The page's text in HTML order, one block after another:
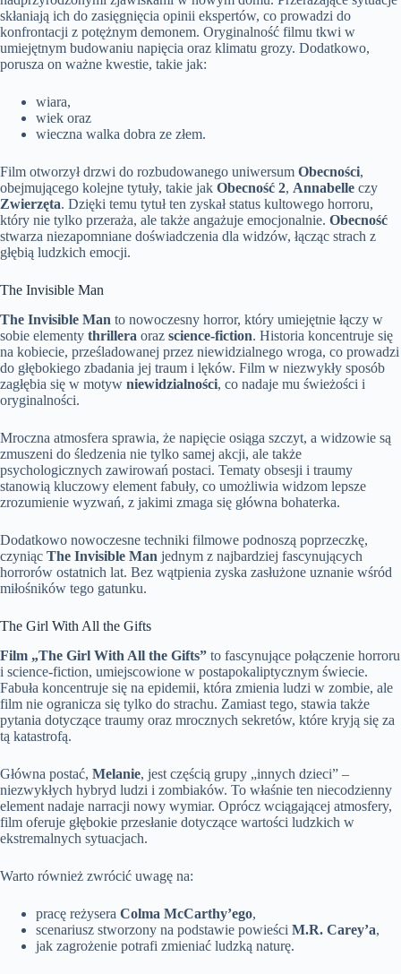
skłaniają ich do zasięgnięcia opinii ekspertów, co prowadzi do
konfrontacji z potężnym demonem. Oryginalność filmu tkwi w
umiejętnym budowaniu napięcia oraz klimatu grozy. Dodatkowo,
porusza on ważne kwestie, takie jak:
wiara,
wiek oraz
wieczna walka dobra ze złem.
Film otworzył drzwi do rozbudowanego uniwersum Obecności,
obejmującego kolejne tytuły, takie jak Obecność 2, Annabelle czy
Zwierzęta. Dzięki temu tytuł ten zyskał status kultowego horroru,
który nie tylko przeraża, ale także angażuje emocjonalnie. Obecność
stwarza niezapomniane doświadczenia dla widzów, łącząc strach z
głębią ludzkich emocji.
The Invisible Man
The Invisible Man to nowoczesny horror, który umiejętnie łączy w
sobie elementy thrillera oraz science-fiction. Historia koncentruje się
na kobiecie, prześladowanej przez niewidzialnego wroga, co prowadzi
do głębokiego zbadania jej traum i lęków. Film w niezwykły sposób
zagłębia się w motyw niewidzialności, co nadaje mu świeżości i
oryginalności.
Mroczna atmosfera sprawia, że napięcie osiąga szczyt, a widzowie są
zmuszeni do śledzenia nie tylko samej akcji, ale także
psychologicznych zawirowań postaci. Tematy obsesji i traumy
stanowią kluczowy element fabuły, co umożliwia widzom lepsze
zrozumienie wyzwań, z jakimi zmaga się główna bohaterka.
Dodatkowo nowoczesne techniki filmowe podnoszą poprzeczkę,
czyniąc The Invisible Man jednym z najbardziej fascynujących
horrorów ostatnich lat. Bez wątpienia zyska zasłużone uznanie wśród
miłośników tego gatunku.
The Girl With All the Gifts
Film „The Girl With All the Gifts” to fascynujące połączenie horroru
i science-fiction, umiejscowione w postapokaliptycznym świecie.
Fabuła koncentruje się na epidemii, która zmienia ludzi w zombie, ale
film nie ogranicza się tylko do strachu. Zamiast tego, stawia także
pytania dotyczące traumy oraz mrocznych sekretów, które kryją się za
tą katastrofą.
Główna postać, Melanie, jest częścią grupy „innych dzieci” –
niezwykłych hybryd ludzi i zombiaków. To właśnie ten niecodzienny
element nadaje narracji nowy wymiar. Oprócz wciągającej atmosfery,
film oferuje głębokie przesłanie dotyczące wartości ludzkich w
ekstremalnych sytuacjach.
Warto również zwrócić uwagę na:
pracę reżysera Colma McCarthy’ego,
scenariusz stworzony na podstawie powieści M.R. Carey’a,
jak zagrożenie potrafi zmieniać ludzką naturę.